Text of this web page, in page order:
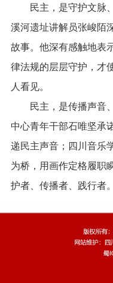
民主，是守护文脉、
溪河遗址讲解员张峻陌
故事。他深有感触地表
律法规的层层守护，才
人看见。
民主，是传播声音、
中心青年干部石唯坚承
递民主声音；四川音乐
为桥，用画作定格履职
护者、传播者、践行者。